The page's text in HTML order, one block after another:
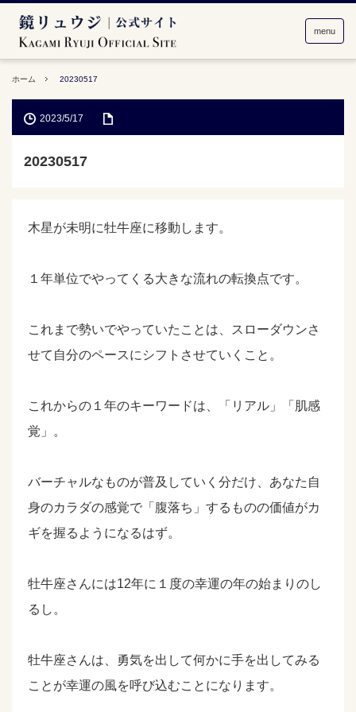
menu
ホーム 20230517
2023/5/17
20230517
木星が未明に牡牛座に移動します。
１年単位でやってくる大きな流れの転換点です。
これまで勢いでやっていたことは、スローダウンさ
せて自分のペースにシフトさせていくこと。
これからの１年のキーワードは、「リアル」「肌感
覚」。
バーチャルなものが普及していく分だけ、あなた自
身のカラダの感覚で「腹落ち」するものの価値がカ
ギを握るようになるはず。
牡牛座さんには12年に１度の幸運の年の始まりのし
るし。
牡牛座さんは、勇気を出して何かに手を出してみる
ことが幸運の風を呼び込むことになります。